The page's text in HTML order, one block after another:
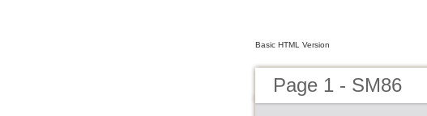
Basic HTML Version
Page 1 - SM86